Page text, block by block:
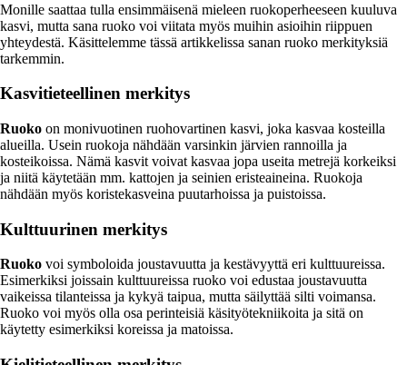
Monille saattaa tulla ensimmäisenä mieleen ruokoperheeseen kuuluva
kasvi, mutta sana ruoko voi viitata myös muihin asioihin riippuen
yhteydestä. Käsittelemme tässä artikkelissa sanan ruoko merkityksiä
tarkemmin.
Kasvitieteellinen merkitys
Ruoko on monivuotinen ruohovartinen kasvi, joka kasvaa kosteilla
alueilla. Usein ruokoja nähdään varsinkin järvien rannoilla ja
kosteikoissa. Nämä kasvit voivat kasvaa jopa useita metrejä korkeiksi
ja niitä käytetään mm. kattojen ja seinien eristeaineina. Ruokoja
nähdään myös koristekasveina puutarhoissa ja puistoissa.
Kulttuurinen merkitys
Ruoko voi symboloida joustavuutta ja kestävyyttä eri kulttuureissa.
Esimerkiksi joissain kulttuureissa ruoko voi edustaa joustavuutta
vaikeissa tilanteissa ja kykyä taipua, mutta säilyttää silti voimansa.
Ruoko voi myös olla osa perinteisiä käsityötekniikoita ja sitä on
käytetty esimerkiksi koreissa ja matoissa.